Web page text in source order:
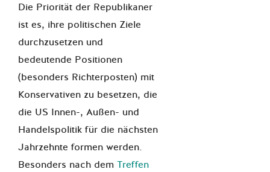
Die Priorität der Republikaner
ist es, ihre politischen Ziele
durchzusetzen und
bedeutende Positionen
(besonders Richterposten) mit
Konservativen zu besetzen, die
die US Innen-, Außen- und
Handelspolitik für die nächsten
Jahrzehnte formen werden.
Besonders nach dem Treffen